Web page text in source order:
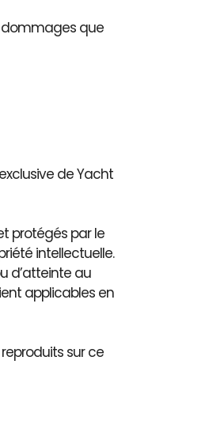
dommages que
de Yacht
protégés par le
intellectuelle.
d’atteinte au
applicables en
sur ce